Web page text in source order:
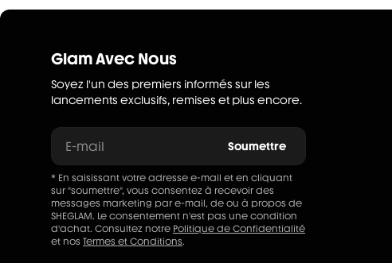
Glam Avec Nous
Soyez l'un des premiers informés sur les
lancements exclusifs, remises et plus encore.
E-mail Soumettre
* En saisissant votre adresse e-mail et en cliquant
sur "soumettre", vous consentez à recevoir des
messages marketing par e-mail, de ou à propos de
SHEGLAM. Le consentement n'est pas une condition
d'achat. Consultez notre Politique de Confidentialité
et nos Termes et Conditions.